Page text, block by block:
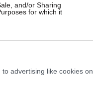
and/or Sharing
for which it
advertising like cookies on